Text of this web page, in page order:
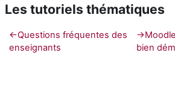
Les tutoriels thématiques
Résumé de section
←Questions fréquentes des
enseignants
→
bien